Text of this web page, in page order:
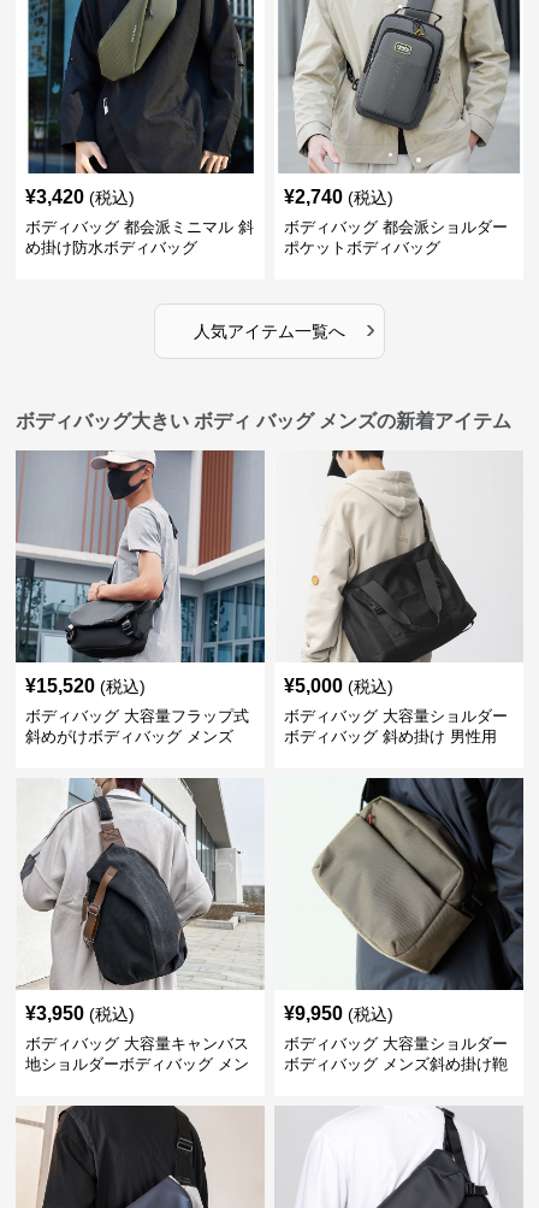
¥3,420 (税込)
ボディバッグ 都会派ミニマル 斜
め掛け防水ボディバッグ
¥2,740 (税込)
ボディバッグ 都会派ショルダー
ポケットボディバッグ
人気アイテム一覧へ ›
ボディバッグ大きい ボディ バッグ メンズの新着アイテム
¥15,520 (税込)
ボディバッグ 大容量フラップ式
斜めがけボディバッグ メンズ
¥5,000 (税込)
ボディバッグ 大容量ショルダー
ボディバッグ 斜め掛け 男性用
¥3,950 (税込)
ボディバッグ 大容量キャンバス
地ショルダーボディバッグ メン
¥9,950 (税込)
ボディバッグ 大容量ショルダー
ボディバッグ メンズ斜め掛け鞄